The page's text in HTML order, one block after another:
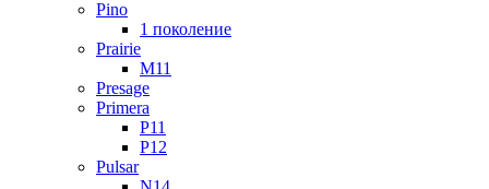
Pino
1 поколение
Prairie
M11
Presage
Primera
P11
P12
Pulsar